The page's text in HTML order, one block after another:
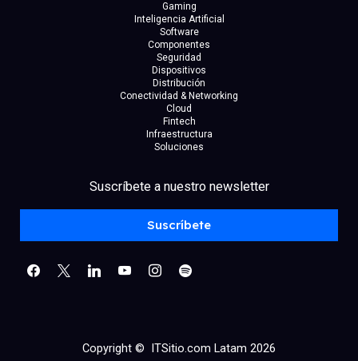
Gaming
Inteligencia Artificial
Software
Componentes
Seguridad
Dispositivos
Distribución
Conectividad & Networking
Cloud
Fintech
Infraestructura
Soluciones
Suscríbete a nuestro newsletter
Suscríbete
linkedinyoutubeinstagram
spotify
Copyright © ITSitio.com Latam 2026